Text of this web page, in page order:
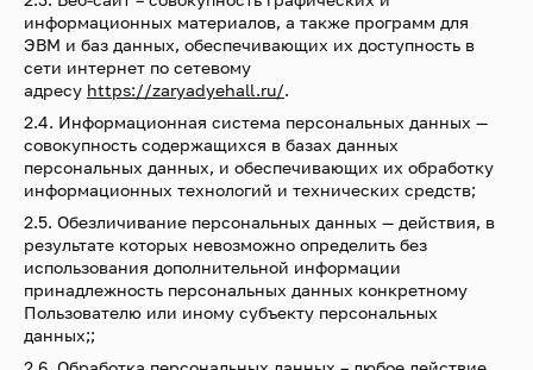
информационных материалов, а также программ для
ЭВМ и баз данных, обеспечивающих их доступность в
сети интернет по сетевому
адресу https://zaryadyehall.ru/.
2.4. Информационная система персональных данных —
совокупность содержащихся в базах данных
персональных данных, и обеспечивающих их обработку
информационных технологий и технических средств;
2.5. Обезличивание персональных данных — действия, в
результате которых невозможно определить без
использования дополнительной информации
принадлежность персональных данных конкретному
Пользователю или иному субъекту персональных
данных;;